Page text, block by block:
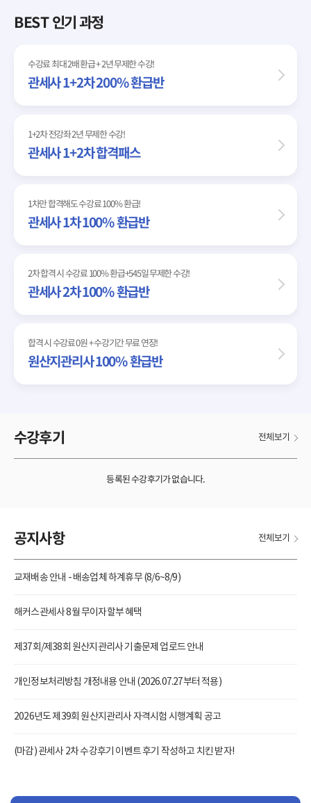
BEST 인기 과정
수강료 최대 2배 환급 + 2년 무제한 수강!
관세사 1+2차 200% 환급반
1+2차 전강좌 2년 무제한 수강!
관세사 1+2차 합격패스
1차만 합격해도 수강료 100% 환급!
관세사 1차 100% 환급반
2차 합격 시 수강료 100% 환급+545일 무제한 수강!
관세사 2차 100% 환급반
합격 시 수강료 0원 + 수강기간 무료 연장!
원산지관리사 100% 환급반
수강후기 전체보기
등록된 수강후기가 없습니다.
공지사항 전체보기
교재배송 안내 - 배송업체 하계휴무 (8/6~8/9)
해커스관세사 8월 무이자할부 혜택
제37회/제38회 원산지관리사 기출문제 업로드 안내
개인정보처리방침 개정내용 안내 (2026.07.27부터 적용)
2026년도 제39회 원산지관리사 자격시험 시행계획 공고
(마감) 관세사 2차 수강후기 이벤트 후기 작성하고 치킨 받자!